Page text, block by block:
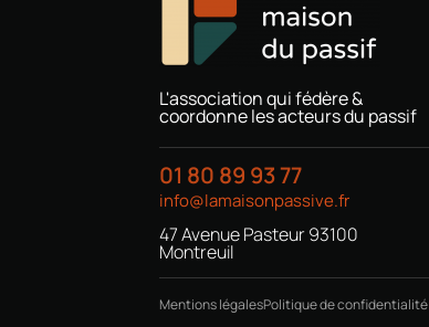
L'association qui fédère &
coordonne les acteurs du passif
01 80 89 93 77
info@lamaisonpassive.fr
47 Avenue Pasteur 93100
Montreuil
Mentions légalesPolitique de confidentialité